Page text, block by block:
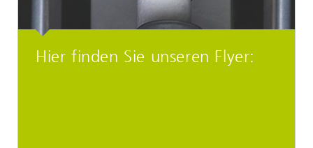
Hier finden Sie unseren Flyer: